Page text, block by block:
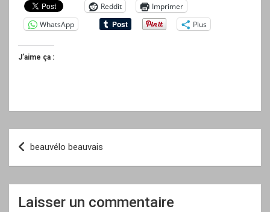
Reddit
Imprimer
WhatsApp
Plus
J’aime ça :
Navigation
de
beauvélo beauvais
Laisser un commentaire